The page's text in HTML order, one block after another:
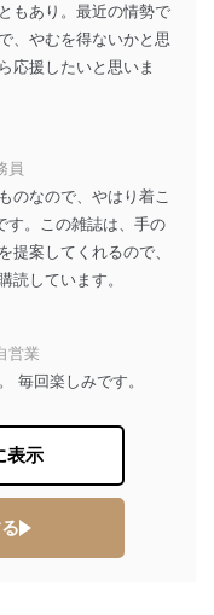
置し、個人情報保
得・アクセス・利
ディレクター 前
用目的は次のとお
用目的
のため
もあり。最近の情勢で
、やむを得ないかと思
応援したいと思いま
員
のなので、やはり着こ
す。この雑誌は、手の
提案してくれるので、
読しています。
営業
毎回楽しみです。
表示